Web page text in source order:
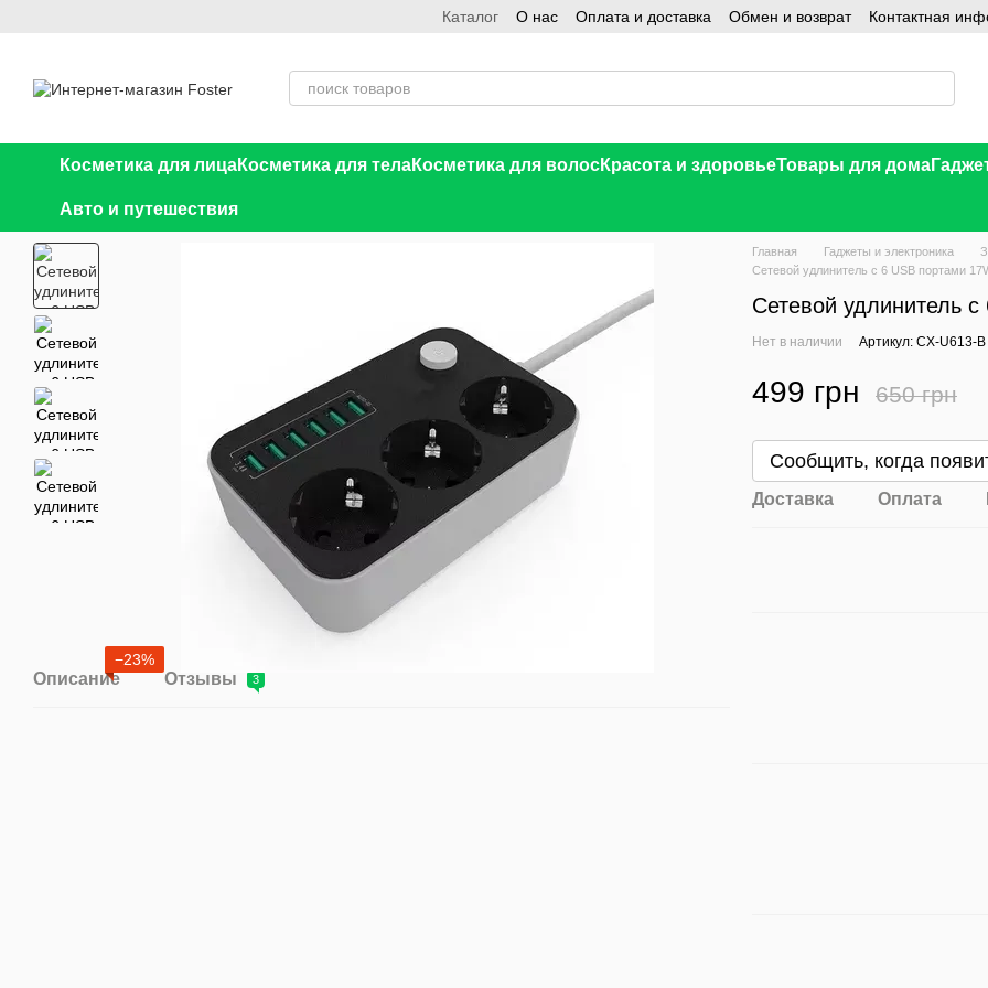
Каталог О нас Оплата и доставка Обмен и возврат Контактная
Косметика для лицаКосметика для телаКосметика для волосКрасота и здоровьеТовары для дома
Авто и путешествия
−23%
Описание Отзывы 3
Главная Гаджеты и электроника
Сетевой удлинитель с 6 USB портами
Сетевой удлинитель
Нет в наличии Артикул: CX-U613-B
499 грн 650 грн
В желания
Сообщить, когда
Доставка Оплата